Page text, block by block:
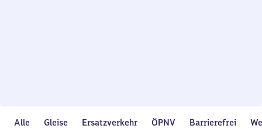
Alle Gleise Ersatzverkehr ÖPNV Barrierefrei